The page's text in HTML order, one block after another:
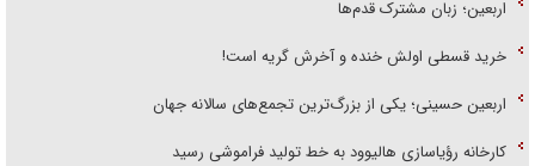
اربعین؛ زبان مشترک قدم‌ها
خرید قسطی اولش خنده و آخرش گریه است!
اربعین حسینی؛ یکی از بزرگ‌ترین تجمع‌های سالانه جهان
کارخانه رؤیاسازی هالیوود به خط تولید فراموشی رسید